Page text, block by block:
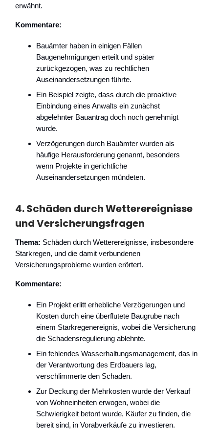
erwähnt.
Kommentare:
Bauämter haben in einigen Fällen
Baugenehmigungen erteilt und später
zurückgezogen, was zu rechtlichen
Auseinandersetzungen führte.
Ein Beispiel zeigte, dass durch die proaktive
Einbindung eines Anwalts ein zunächst
abgelehnter Bauantrag doch noch genehmigt
wurde.
Verzögerungen durch Bauämter wurden als
häufige Herausforderung genannt, besonders
wenn Projekte in gerichtliche
Auseinandersetzungen mündeten.
4.Schäden durch Wetterereignisse
und Versicherungsfragen
Thema: Schäden durch Wetterereignisse, insbesondere
Starkregen, und die damit verbundenen
Versicherungsprobleme wurden erörtert.
Kommentare:
Ein Projekt erlitt erhebliche Verzögerungen und
Kosten durch eine überflutete Baugrube nach
einem Starkregenereignis, wobei die Versicherung
die Schadensregulierung ablehnte.
Ein fehlendes Wasserhaltungsmanagement, das in
der Verantwortung des Erdbauers lag,
verschlimmerte den Schaden.
Zur Deckung der Mehrkosten wurde der Verkauf
von Wohneinheiten erwogen, wobei die
Schwierigkeit betont wurde, Käufer zu finden, die
bereit sind, in Vorabverkäufe zu investieren.